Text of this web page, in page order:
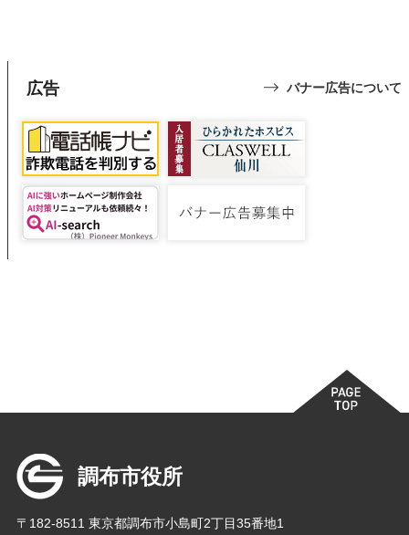
広告 バナー広告について
調布市役所
〒182-8511 東京都調布市小島町2丁目35番地1